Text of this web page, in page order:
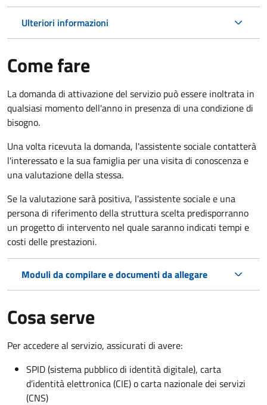
Ulteriori informazioni
Come fare
La domanda di attivazione del servizio può essere inoltrata in
qualsiasi momento dell'anno in presenza di una condizione di
bisogno.
Una volta ricevuta la domanda, l'assistente sociale contatterà
l'interessato e la sua famiglia per una visita di conoscenza e
una valutazione della stessa.
Se la valutazione sarà positiva, l'assistente sociale e una
persona di riferimento della struttura scelta predisporranno
un progetto di intervento nel quale saranno indicati tempi e
costi delle prestazioni.
Moduli da compilare e documenti da allegare
Cosa serve
Per accedere al servizio, assicurati di avere:
SPID (sistema pubblico di identità digitale), carta
d’identità elettronica (CIE) o carta nazionale dei servizi
(CNS)